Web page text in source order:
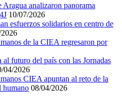
Aragua analizaron panorama
10/07/2026
esfuerzos solidarios en centro de
de la CIEA regresaron por
futuro del país con las Jornadas
04/2026
CIEA apuntan al reto de la
humano 08/04/2026